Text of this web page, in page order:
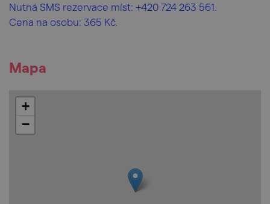
Nutná SMS rezervace míst: +420 724 263 561.
Cena na osobu: 365 Kč.
Mapa
+
−